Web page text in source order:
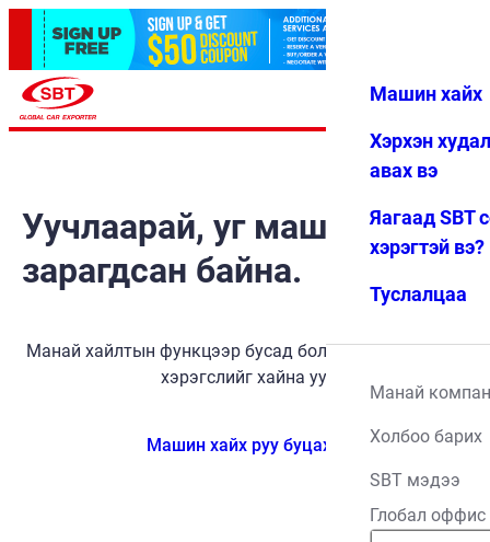
Дуртай Цэс
Машин хайх
Хэрхэн
авах вэ
Яагаад SBT
хэрэгтэй вэ?
Туслалцаа
Манай
Холбоо барих
SBT мэдээ
Глобал оффис
Уучлаарай, уг машин
зарагдсан байна.
Манай хайлтын функцээр бусад боломжит тээврийн
хэрэгслийг хайна уу.
Машин хайх руу буцах